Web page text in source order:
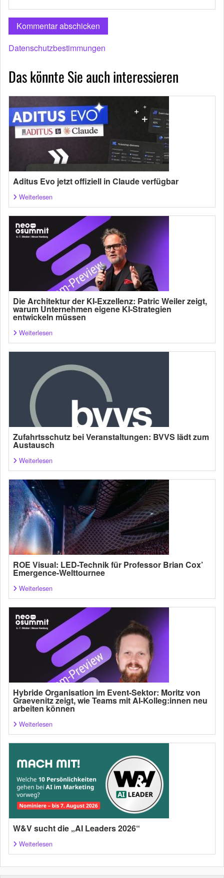
Datenschutzbestimmungen
Das könnte Sie auch interessieren
Aditus Evo jetzt offiziell in Claude verfügbar
Weiterlesen
Die Architektur der KI-Exzellenz: Patric Weiler zeigt,
warum Unternehmen eigene KI-Strategien
entwickeln müssen
Weiterlesen
Zufahrtsschutz bei Veranstaltungen: BVVS lädt zum
Austausch
Weiterlesen
ROE Visual: LED-Technik für Professor Brian Cox’
Emergence-Welttournee
Weiterlesen
Hybride Organisation im Event-Sektor: Moritz von
Graevenitz zeigt, wie Teams mit AI-Kolleg:innen neu
arbeiten können
Weiterlesen
W&V sucht die „AI Leaders 2026“
Weiterlesen